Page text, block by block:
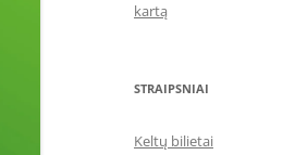
kartą
STRAIPSNIAI
Keltų bilietai